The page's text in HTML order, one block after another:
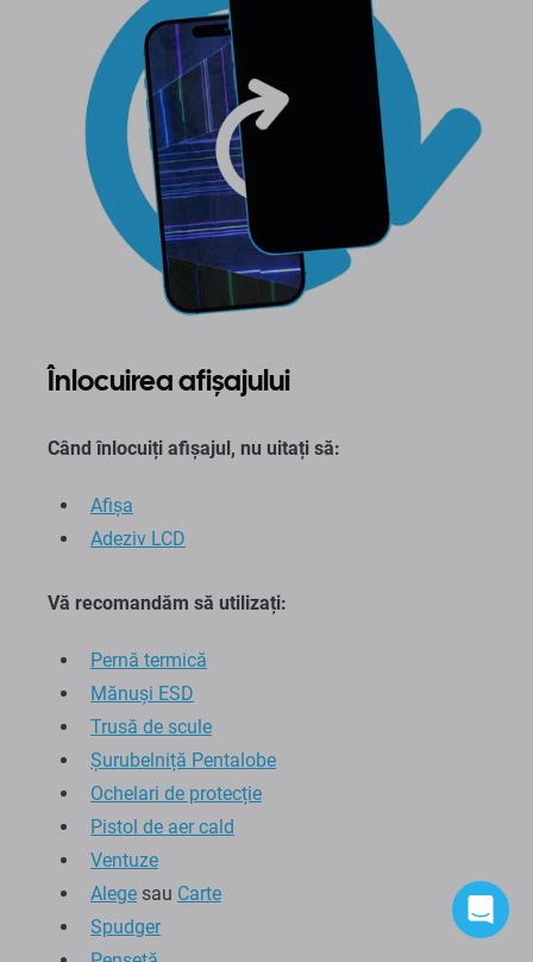
Înlocuirea afișajului
Când înlocuiți afișajul, nu uitați să:
Afişa
Adeziv LCD
Vă recomandăm să utilizați:
Pernă termică
Mănuși ESD
Trusă de scule
Șurubelniță Pentalobe
Ochelari de protecție
Pistol de aer cald
Ventuze
Alege sau Carte
Spudger